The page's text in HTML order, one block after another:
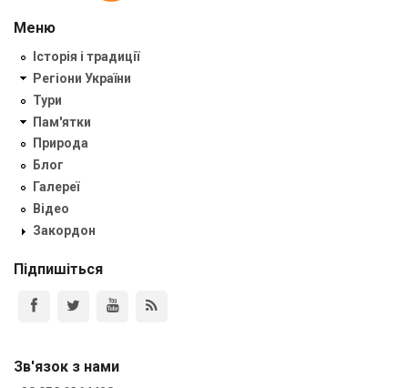
Меню
Історія і традиції
Регіони України
Тури
Пам'ятки
Природа
Блог
Галереї
Відео
Закордон
Підпишіться
Зв'язок з нами